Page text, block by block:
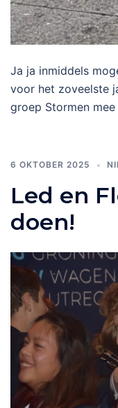
Ja ja inmiddels
voor het zoveelste
groep Stormen
6 OKTOBER 2025
Led en
doen!